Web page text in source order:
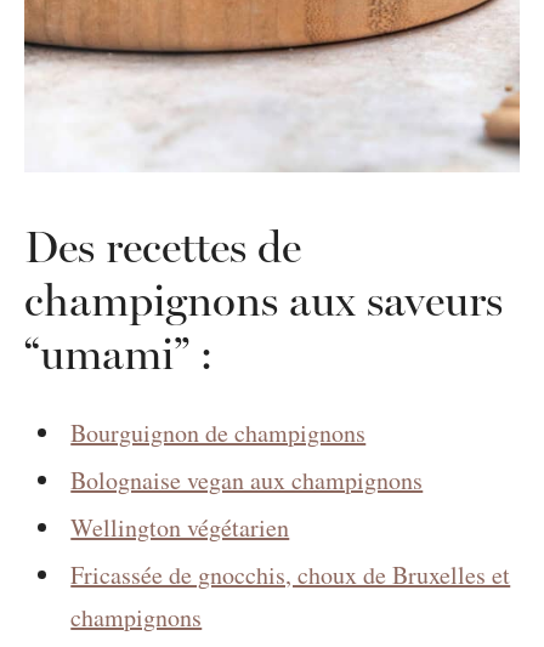
Des recettes de
champignons aux saveurs
“umami” :
Bourguignon de champignons
Bolognaise vegan aux champignons
Wellington végétarien
Fricassée de gnocchis, choux de Bruxelles et
champignons